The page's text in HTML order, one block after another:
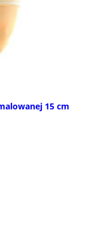
15 cm